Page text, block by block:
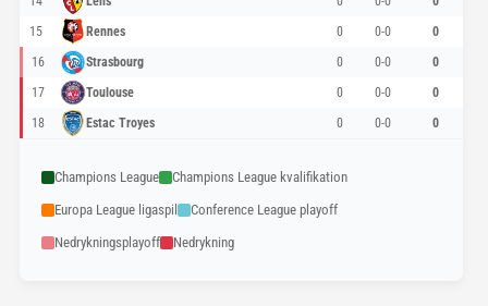
15
Rennes 0 0-0
0
16
Strasbourg 0 0-0
0
17
Toulouse 0 0-0
0
18
Estac Troyes 0 0-0 0
Champions League
Champions League kvalifikation
Europa League ligaspil
Conference League playoff
Nedrykningsplayoff
Nedrykning